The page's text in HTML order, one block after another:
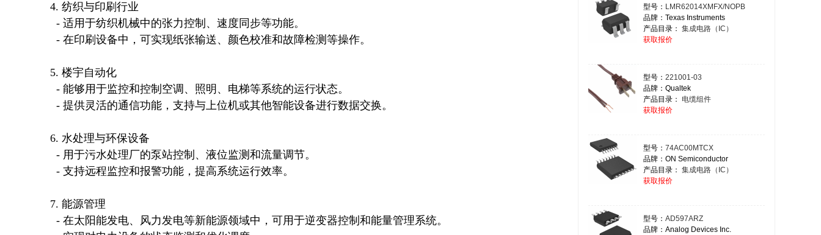
型号： LMR62014XMFX/NOPB
品牌：Texas Instruments
产品目录： 集成电路（IC）
获取报价
型号： 221001-03
品牌：Qualtek
产品目录： 电缆组件
获取报价
型号： 74AC00MTCX
品牌：ON Semiconductor
产品目录： 集成电路（IC）
获取报价
型号： AD597ARZ
品牌：Analog Devices Inc.